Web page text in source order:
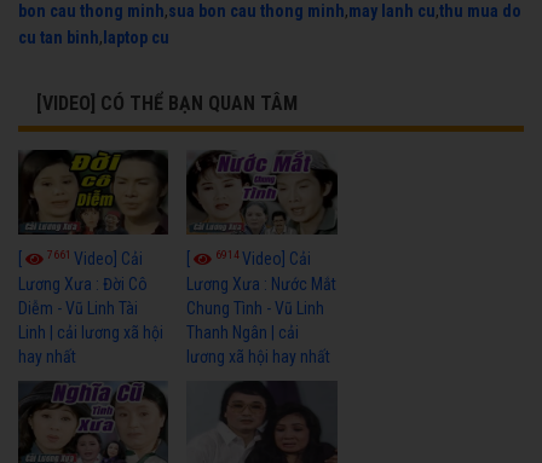
bon cau thong minh,sua bon cau thong minh,may lanh cu,thu mua do
cu tan binh, laptop cu
[VIDEO] CÓ THỂ BẠN QUAN TÂM
7661 Video] Cải
Lương Xưa : Đời Cô
Diễm - Vũ Linh Tài
Linh | cải lương xã hội
hay nhất
6914Video] Cải
Lương Xưa : Nước Mắt
Chung Tình - Vũ Linh
Thanh Ngân | cải
lương xã hội hay nhất